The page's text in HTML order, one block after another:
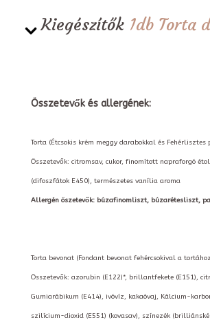
Kiegészítők 1db Torta
Összetevők és allergének:
Torta (Étcsokis krém meggy darabokkal és Fehérlisztes
Összetevők: citromsav, cukor, finomított napraforgó
(difoszfátok E450), természetes vanília aroma
Allergén öszetevők: búzafinomliszt, búzarétesliszt,
Torta bevonat (Fondant bevonat fehércsokival a
Összetevők: azorubin (E122)*, brillantfekete (E151),
Gumiarábikum (E414), ivóvíz, kakaóvaj, Kálcium-
szilícium-dioxid (E551) (kovasav), színezék